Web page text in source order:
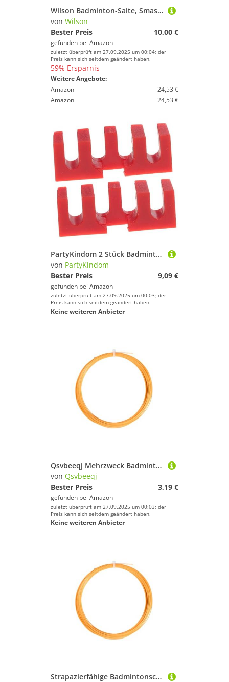
Wilson Badminton-Saite, Smash 66, 10 Meter, 0,68 mm Dicke, Orange, WRR9429OR
von Wilson
Bester Preis
10,00 €
gefunden bei Amazon
zuletzt überprüft am 27.09.2025 um 00:04; der
Preis kann sich seitdem geändert haben.
59% Ersparnis
Weitere Angebote:
Amazon
24,53 €
Amazon
24,53 €
PartyKindom 2 Stück Badminton Schläger Besaitungswerkzeug Racket Load Spreader aus Verschleißfestem PVC Druckverteiler für Schutz der Saite bei Hoher Spannung für Bespannung und Saitenschutz
von PartyKindom
Bester Preis
9,09 €
gefunden bei Amazon
zuletzt überprüft am 27.09.2025 um 00:03; der
Preis kann sich seitdem geändert haben.
Keine weiteren Anbieter
Qsvbeeqj Mehrzweck Badminton Nylonschnur Für Sportschläger Ausgeglichene Spannungssteuerung Müheloser Saiten Ersatz Hochfestigkeit Badminton Line
von Qsvbeeqj
Bester Preis
3,19 €
gefunden bei Amazon
zuletzt überprüft am 27.09.2025 um 00:03; der
Preis kann sich seitdem geändert haben.
Keine weiteren Anbieter
Strapazierfähige Badmintonschläger-Saite, professionelles Polyester für verbesserte Kontrolle und langfristige Leistung, Nylon-Badminton